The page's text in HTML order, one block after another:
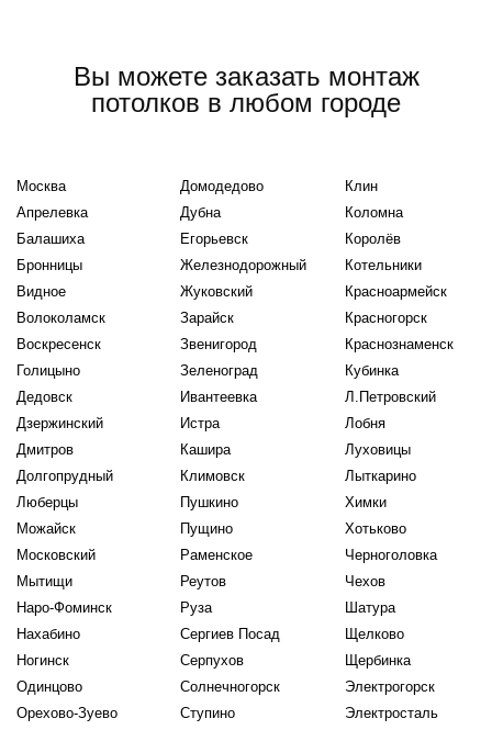
Вы можете заказать монтаж
потолков в любом городе
Москва
Апрелевка
Балашиха
Бронницы
Видное
Волоколамск
Воскресенск
Голицыно
Дедовск
Дзержинский
Дмитров
Долгопрудный
Домодедово
Дубна
Егорьевск
Железнодорожный
Жуковский
Зарайск
Звенигород
Зеленоград
Ивантеевка
Истра
Кашира
Климовск
Клин
Коломна
Королёв
Котельники
Красноармейск
Красногорск
Краснознаменск
Кубинка
Л.Петровский
Лобня
Луховицы
Лыткарино
Люберцы
Можайск
Московский
Мытищи
Наро-Фоминск
Нахабино
Ногинск
Одинцово
Орехово-Зуево
Пушкино
Пущино
Раменское
Реутов
Руза
Сергиев Посад
Серпухов
Солнечногорск
Ступино
Химки
Хотьково
Черноголовка
Чехов
Шатура
Щелково
Щербинка
Электрогорск
Электросталь